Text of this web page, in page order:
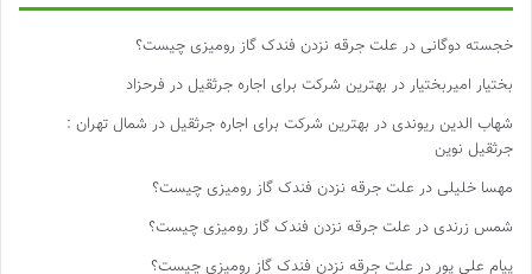
خجسته دوگانی در علت جرقه نزدن فندک گاز رومیزی چیست؟
بختیار امیربختیار در بهترین شرکت برای اجاره جرثقیل در فرحزاد
شهاب الدین ریوندی در بهترین شرکت برای اجاره جرثقیل در شمال تهران :
جرثقیل نوین
مهسا خلیلی در علت جرقه نزدن فندک گاز رومیزی چیست؟
شمس زرندی در علت جرقه نزدن فندک گاز رومیزی چیست؟
پیام علی پور در علت جرقه نزدن فندک گاز رومیزی چیست؟